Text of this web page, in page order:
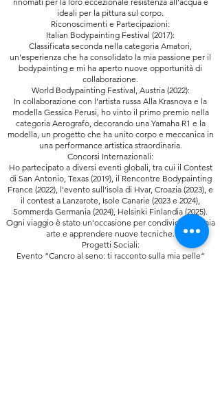
ideali per la pittura sul corpo.
Riconoscimenti e Partecipazioni:
Italian Bodypainting Festival (2017):
Classificata seconda nella categoria Amatori,
un'esperienza che ha consolidato la mia passione per il
bodypainting e mi ha aperto nuove opportunità di
collaborazione.
World Bodypainting Festival, Austria (2022):
In collaborazione con l’artista russa Alla Krasnova e la
modella Gessica Perusi, ho vinto il primo premio nella
categoria Aerografo, decorando una Yamaha R1 e la
modella, un progetto che ha unito corpo e meccanica in
una performance artistica straordinaria.
Concorsi Internazionali:
Ho partecipato a diversi eventi globali, tra cui il Contest
di San Antonio, Texas (2019), il Rencontre Bodypainting
France (2022), l’evento sull’isola di Hvar, Croazia (2023), e
il contest a Lanzarote, Isole Canarie (2023 e 2024),
Sommerda Germania (2024), Helsinki Finlandia (2025).
Ogni viaggio è stato un'occasione per condividere la mia
arte e apprendere nuove tecniche.
Progetti Sociali:
Evento “Cancro al seno: ti racconto sulla mia pelle”